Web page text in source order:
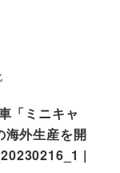
「ミニキャ
海外生産を開
|